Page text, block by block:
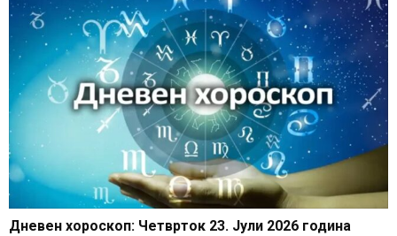
Дневен хороскоп: Четврток 23. Јули 2026 година